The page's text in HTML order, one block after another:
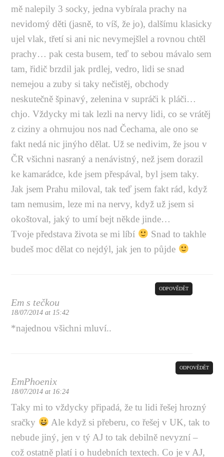
mě nalepily 3 socky, jedna vybírala prachy na
nevidomý děti (jasně, to víš, že jo), dalšímu klasicky
ujel vlak, třetí si ani nic nevymejšlel a rovnou chtěl
prachy… pak cesta busem, teď to sebou mávalo sem
tam, řidič brzdil jak prdlej, vedro, lidi se snad
nemejou a zuby si taky nečistěj, obchody
neskutečně špinavý, zelenina v supráči k pláči…
chjo. Vždycky mi tak lezli na nervy lidi, co se vrátěj
z ciziny a ohrnujou nos nad Čechama, ale ono se
fakt nedá nic jinýho dělat. Už se nedivim, že jsou v
ČR všichni nasraný a nenávistný, než jsem dorazil
ke kamarádce, kde jsem přespával, byl jsem taky.
Jak jsem Prahu miloval, tak teď jsem fakt rád, když
tam nemusim, leze mi na nervy, když už jsem si
okoštoval, jaký to umí bejt někde jinde…
Tvoje představa života se mi líbí
Snad to takhle
budeš moc dělat co nejdýl, jak jen to půjde
Em s tečkou
18/07/2014 at 15:42
ODPOVĚDĚT
*najednou všichni mluví..
EmPhoenix
18/07/2014 at 16:24
ODPOVĚDĚT
Taky mi to vždycky připadá, že tu lidi řešej hrozný
sračky
Ale když si přeberu, co řešej v UK, tak to
nebude jiný, jen v tý AJ to tak debilně nevyzní –
což ostatně platí i o hudebních textech. Co je v AJ,